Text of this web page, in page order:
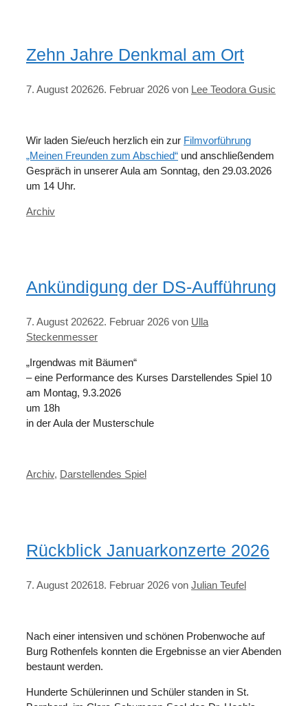
Zehn Jahre Denkmal am Ort
7. August 202626. Februar 2026 von Lee Teodora Gusic
Wir laden Sie/euch herzlich ein zur Filmvorführung
„Meinen Freunden zum Abschied“ und anschließendem
Gespräch in unserer Aula am Sonntag, den 29.03.2026
um 14 Uhr.
Kategorien
Archiv
Ankündigung der DS-Aufführung
7. August 202622. Februar 2026 von Ulla
Steckenmesser
„Irgendwas mit Bäumen“
– eine Performance des Kurses Darstellendes Spiel 10
am Montag, 9.3.2026
um 18h
in der Aula der Musterschule
Kategorien
Archiv, Darstellendes Spiel
Rückblick Januarkonzerte 2026
7. August 202618. Februar 2026 von Julian Teufel
Nach einer intensiven und schönen Probenwoche auf
Burg Rothenfels konnten die Ergebnisse an vier Abenden
bestaunt werden.
Hunderte Schülerinnen und Schüler standen in St.